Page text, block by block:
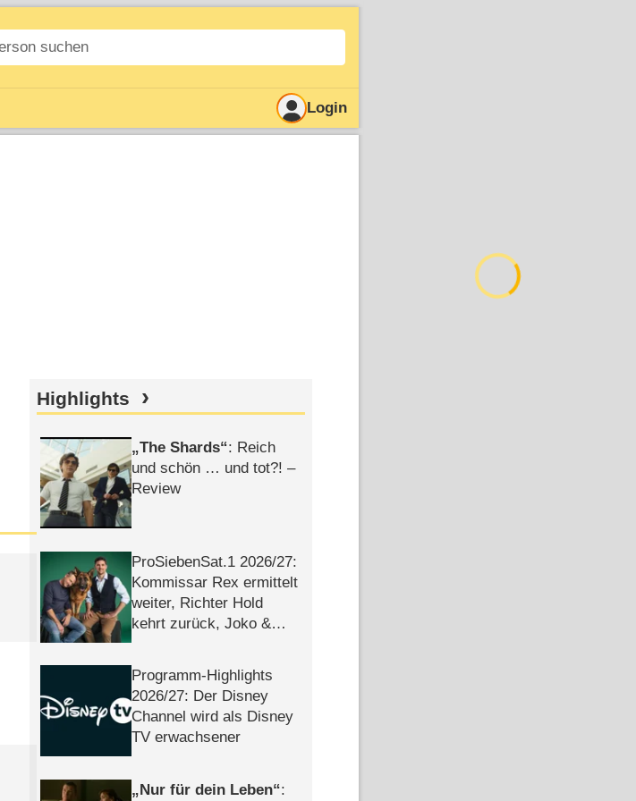
Login
Highlights
The Shards : Reich
und schön … und tot?! –
Review
ProSiebenSat.1 2026/​27:
Kommissar Rex ermittelt
weiter, Richter Hold
kehrt zurück, Joko &
Programm-Highlights
2026/​27: Der Disney
Channel wird als Disney
TV erwachsener
Nur für dein Leben :